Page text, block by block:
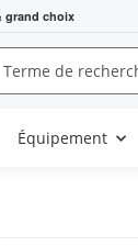
grand choix
Équipement